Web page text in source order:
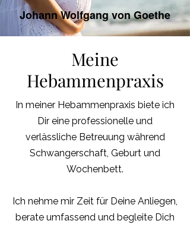
Johann Wolfgang von Goethe
Meine
Hebammenpraxis
In meiner Hebammenpraxis biete ich
Dir eine professionelle und
verlässliche Betreuung während
Schwangerschaft, Geburt und
Wochenbett.
Ich nehme mir Zeit für Deine Anliegen,
berate umfassend und begleite Dich